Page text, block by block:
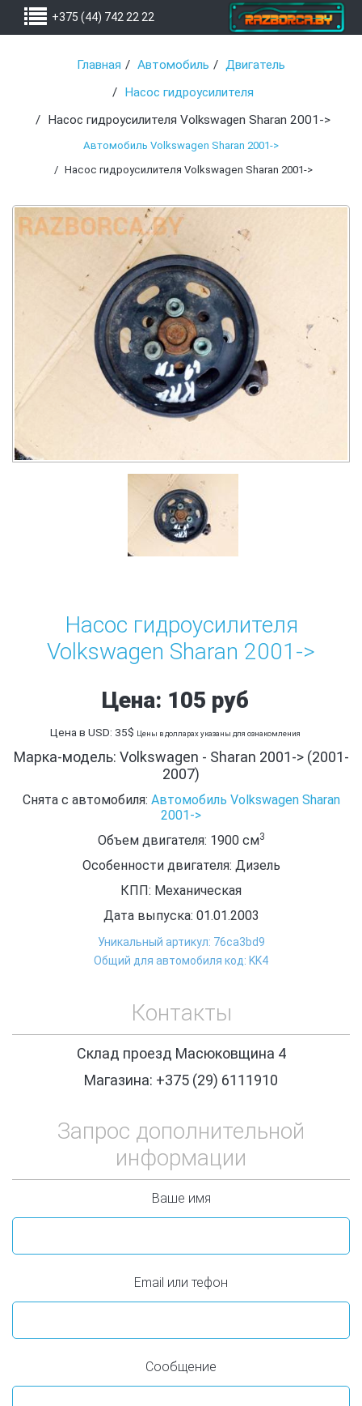
+375 (44) 742 22 22
Главная Автомобиль
Двигатель
Насос гидроусилителя
Насос гидроусилителя Volkswagen Sharan 2001->
Автомобиль Volkswagen Sharan 2001->
Насос гидроусилителя Volkswagen Sharan 2001->
Насос гидроусилителя
Volkswagen Sharan 2001->
Цена: 105 руб
Цена в USD: 35$ Цены в долларах указаны для ознакомления
Марка-модель: Volkswagen - Sharan 2001-> (2001-
2007)
Снята с автомобиля: Автомобиль Volkswagen Sharan
2001->
Объем двигателя: 1900 см3
Особенности двигателя: Дизель
КПП: Механическая
Дата выпуска: 01.01.2003
Уникальный артикул: 76ca3bd9
Общий для автомобиля код: KK4
Контакты
Склад проезд Масюковщина 4
Магазина: +375 (29) 6111910
Запрос дополнительной
информации
Ваше имя
Email или тефон
Сообщение